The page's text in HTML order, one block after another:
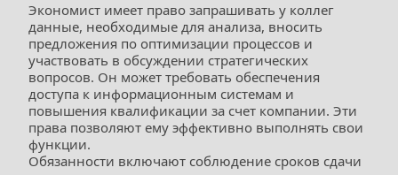
Экономист имеет право запрашивать у коллег
данные, необходимые для анализа, вносить
предложения по оптимизации процессов и
участвовать в обсуждении стратегических
вопросов. Он может требовать обеспечения
доступа к информационным системам и
повышения квалификации за счет компании. Эти
права позволяют ему эффективно выполнять свои
функции.
Обязанности включают соблюдение сроков сдачи